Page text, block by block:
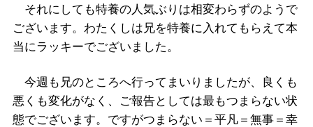
それにしても特養の人気ぶりは相変わらずのようで
ございます。わたくしは兄を特養に入れてもらえて本
当にラッキーでございました。
今週も兄のところへ行ってまいりましたが、良くも
悪くも変化がなく、ご報告としては最もつまらない状
態でございます。ですがつまらない＝平凡＝無事＝幸